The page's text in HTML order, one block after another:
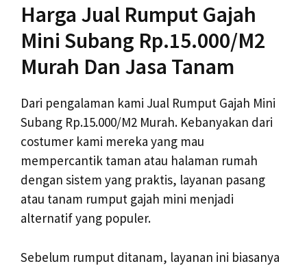
Harga Jual Rumput Gajah
Mini Subang Rp.15.000/M2
Murah Dan Jasa Tanam
Dari pengalaman kami Jual Rumput Gajah Mini
Subang Rp.15.000/M2 Murah. Kebanyakan dari
costumer kami mereka yang mau
mempercantik taman atau halaman rumah
dengan sistem yang praktis, layanan pasang
atau tanam rumput gajah mini menjadi
alternatif yang populer.
Sebelum rumput ditanam, layanan ini biasanya